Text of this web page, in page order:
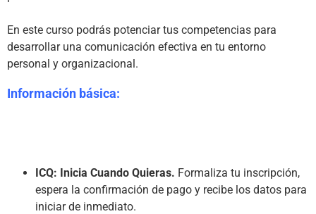
En este curso podrás potenciar tus competencias para
desarrollar una comunicación efectiva en tu entorno
Información básica:
ICQ: Inicia Cuando Quieras. Formaliza tu inscripción,
espera la confirmación de pago y recibe los datos para
iniciar de inmediato.